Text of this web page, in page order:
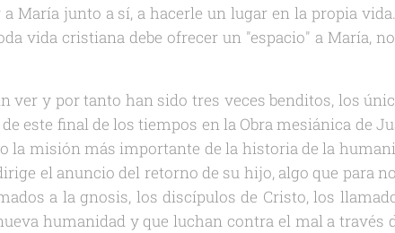
María junto a sí, a hacerle un lugar en la propia
vida cristiana debe ofrecer un "espacio" a María,
ver y por tanto han sido tres veces benditos, los
este final de los tiempos en la Obra mesiánica de
la misión más importante de la historia de la
el anuncio del retorno de su hijo, algo que para
a la gnosis, los discípulos de Cristo, los
humanidad y que luchan contra el mal a través